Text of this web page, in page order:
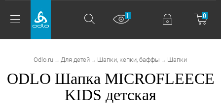
0
1
Odlo.ru → Для детей → Шапки, кепки, баффы → Шапки
ODLO Шапка MICROFLEECE
KIDS детская